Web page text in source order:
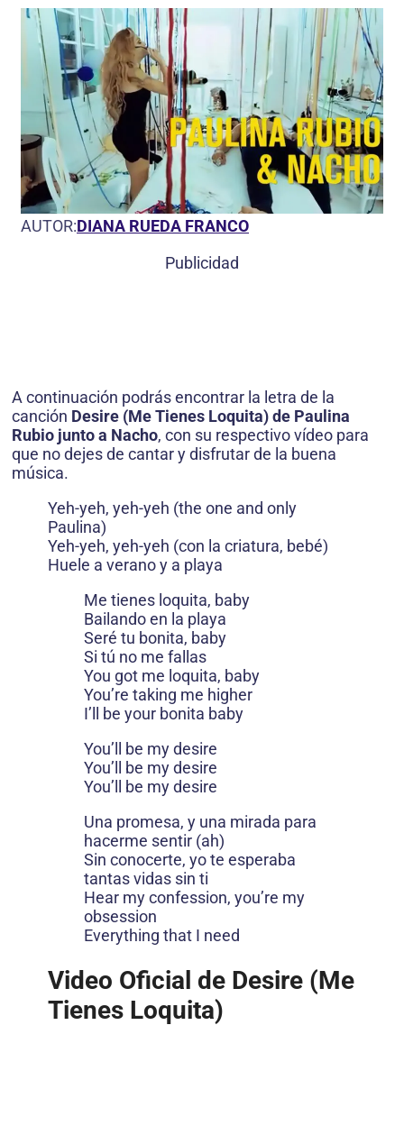
AUTOR:DIANA RUEDA FRANCO
Publicidad
A continuación podrás encontrar la letra de la
canción Desire (Me Tienes Loquita) de Paulina
Rubio junto a Nacho, con su respectivo vídeo para
que no dejes de cantar y disfrutar de la buena
música.
Yeh-yeh, yeh-yeh (the one and only
Paulina)
Yeh-yeh, yeh-yeh (con la criatura, bebé)
Huele a verano y a playa
Me tienes loquita, baby
Bailando en la playa
Seré tu bonita, baby
Si tú no me fallas
You got me loquita, baby
You’re taking me higher
I’ll be your bonita baby
You’ll be my desire
You’ll be my desire
You’ll be my desire
Una promesa, y una mirada para
hacerme sentir (ah)
Sin conocerte, yo te esperaba
tantas vidas sin ti
Hear my confession, you’re my
obsession
Everything that I need
Video Oficial de Desire (Me
Tienes Loquita)